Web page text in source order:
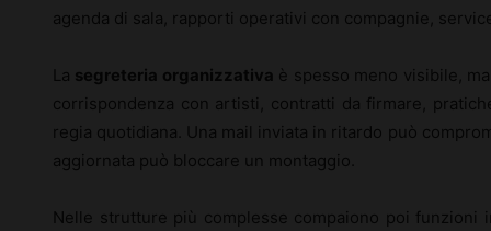
agenda di sala, rapporti operativi con compagnie,
La segreteria organizzativa è spesso meno visibile,
corrispondenza con artisti, contratti da firmare,
regia quotidiana. Una mail inviata in ritardo può
aggiornata può bloccare un montaggio.
Nelle strutture più complesse compaiono poi funzioni